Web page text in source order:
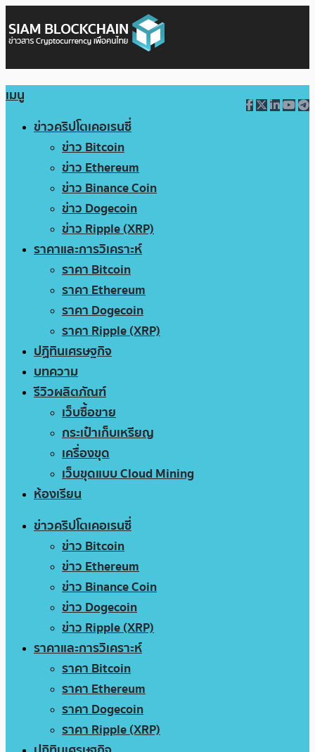
เมนู
ข่าวคริปโตเคอเรนซี่
ข่าว Bitcoin
ข่าว Ethereum
ข่าว Binance Coin
ข่าว Dogecoin
ข่าว Ripple (XRP)
ราคาและการวิเคราะห์
ราคา Bitcoin
ราคา Ethereum
ราคา Dogecoin
ราคา Ripple (XRP)
ปฏิทินเศรษฐกิจ
บทความ
รีวิวผลิตภัณฑ์
เว็บซื้อขาย
กระเป๋าเก็บเหรียญ
เครื่องขุด
เว็บขุดแบบ Cloud Mining
ห้องเรียน
ข่าวคริปโตเคอเรนซี่
ข่าว Bitcoin
ข่าว Ethereum
ข่าว Binance Coin
ข่าว Dogecoin
ข่าว Ripple (XRP)
ราคาและการวิเคราะห์
ราคา Bitcoin
ราคา Ethereum
ราคา Dogecoin
ราคา Ripple (XRP)